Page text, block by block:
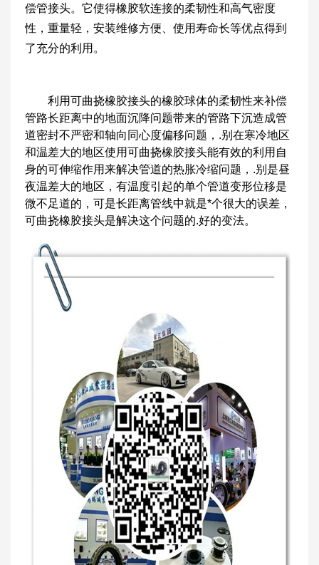
偿管接头。它使得橡胶软连接的柔韧性和高气密度
性，重量轻，安装维修方便、使用寿命长等优点得到
了充分的利用。
利用可曲挠橡胶接头的橡胶球体的柔韧性来补偿
管路长距离中的地面沉降问题带来的管路下沉造成管
道密封不严密和轴向同心度偏移问题，.别在寒冷地区
和温差大的地区使用可曲挠橡胶接头能有效的利用自
身的可伸缩作用来解决管道的热胀冷缩问题，.别是昼
夜温差大的地区，有温度引起的单个管道变形位移是
微不足道的，可是长距离管线中就是*个很大的误差，
可曲挠橡胶接头是解决这个问题的.好的变法。